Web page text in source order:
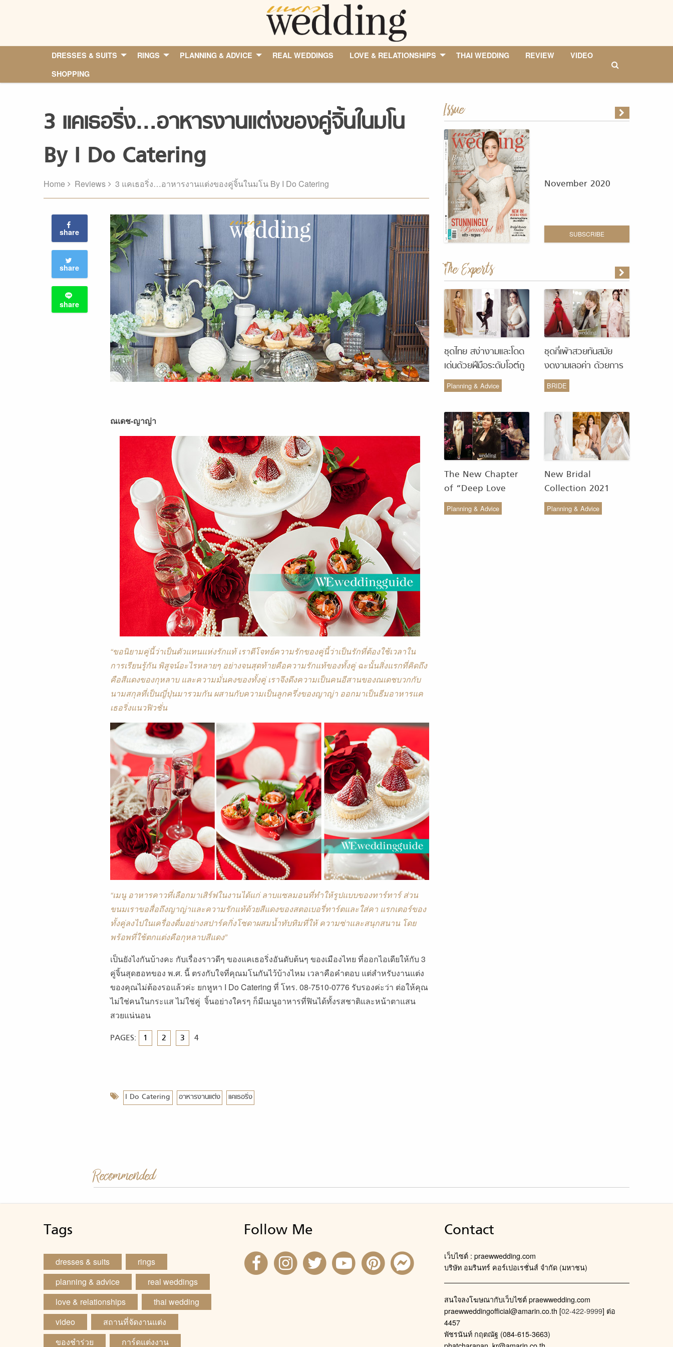
DRESSES & SUITS RINGS PLANNING & ADVICE REAL WEDDINGS LOVE & RELATIONSHIPS THAI WEDDING REVIEW
VIDEO
SHOPPING
3 แคเธอริ่ง…อาหารงานแต่งของคู่จิ้นในมโน
By I Do Catering
Home Reviews 3 แคเธอริ่ง…อาหารงานแต่งของคู่จิ้นในมโน By I Do Catering
share
share
share
ณเดช-ญาญ่า
“ขอนิยามคู่นี้ว่าเป็นตัวแทนแห่งรักแท้ เราตีโจทย์ความรักของคู่นี้ว่าเป็นรักที่ต้องใช้เวลาใน
การเรียนรู้กัน พิสูจน์อะไรหลายๆ อย่างจนสุดท้ายคือความรักแท้ของทั้งคู่ ฉะนั้นสิ่งแรกที่คิดถึง
คือสีแดงของกุหลาบ และความมั่นคงของทั้งคู่ เราจึงดึงความเป็นคนอีสานของณเดชบวกกับ
นามสกุลที่เป็นญี่ปุ่นมารวมกัน ผสานกับความเป็นลูกครึ่งของญาญ่า ออกมาเป็นธีมอาหารแค
เธอริ่งแนวฟิวชั่น
“เมนู อาหารคาวที่เลือกมาเสิร์ฟในงานได้แก่ ลาบแซลมอนที่ทำให้รูปแบบของทาร์ทาร์ ส่วน
ขนมเราขอสื่อถึงญาญ่าและความรักแท้ด้วยสีแดงของสตอเบอรี่ทาร์ตและใส่คา แรกเตอร์ของ
ทั้งคู่ลงไปในเครื่องดื่มอย่างสปาร์คกิ่งโซดาผสมน้ำทับทิมที่ให้ ความซ่าและสนุกสนาน โดย
พร้อพที่ใช้ตกแต่งคือกุหลาบสีแดง”
เป็นยังไงกันบ้างคะ กับเรื่องราวดีๆ ของแคเธอริ่งอันดับต้นๆ ของเมืองไทย ที่ออกไอเดียให้กับ3
คู่จิ้นสุดฮอทของ พ.ศ. นี้ ตรงกับใจที่คุณมโนกันไว้บ้างไหม เวลาคือคำตอบ แต่สำหรับงานแต่ง
ของคุณไม่ต้องรอแล้วค่ะ ยกหูหา I Do Cateringที่ โทร. 08-7510-0776 รับรองค่ะว่า ต่อให้คุณ
ไม่ใช่คนในกระแส ไม่ใช่คู่ จิ้นอย่างใครๆ ก็มีเมนูอาหารที่ฟินได้ทั้งรสชาติและหน้าตาแสน
สวยแน่นอน
PAGES: 1 2 3 4
I Do Catering อาหารงานแต่ง แคเธอริ่ง
Issue
November 2020
SUBSCRIBE
The Experts
ชุดไทย สง่างามและโดด
เด่นด้วยฝีมือระดับโอต์กู
ตูร์ จากห้องเสื้อ Vanus
Couture
Planning & Advice
ชุดกี่เพ้าสวยทันสมัย
งดงามเลอค่า ด้วยการ
รังสรรค์จากห้องเสื้อ
Monique Wedding
BRIDE
The New Chapter
of “Deep Love
Wedding Studio” :
รังสรรค์ผ้าทอของไทยให้
Planning & Advice
New Bridal
Collection 2021
from COCO CHIC
สวย เรียบง่าย สไตล์มินิ
Planning & Advice
Recommended
Tags
dresses & suits
rings
planning & advice
real weddings
love & relationships
thai wedding
video
สถานที่จัดงานแต่ง
ของชำร่วย
การ์ดแต่งงาน
Follow Me Contact
เว็บไซต์ : praewwedding.com
บริษัท อมรินทร์ คอร์เปอเรชั่นส์ จำกัด (มหาชน)
สนใจลงโฆษณากับเว็บไซต์ praewwedding.com
praewweddingofficial@amarin.co.th [02-422-9999] ต่อ
4457
พัชรนันท์ กฤตณัฐ (084-615-3663)